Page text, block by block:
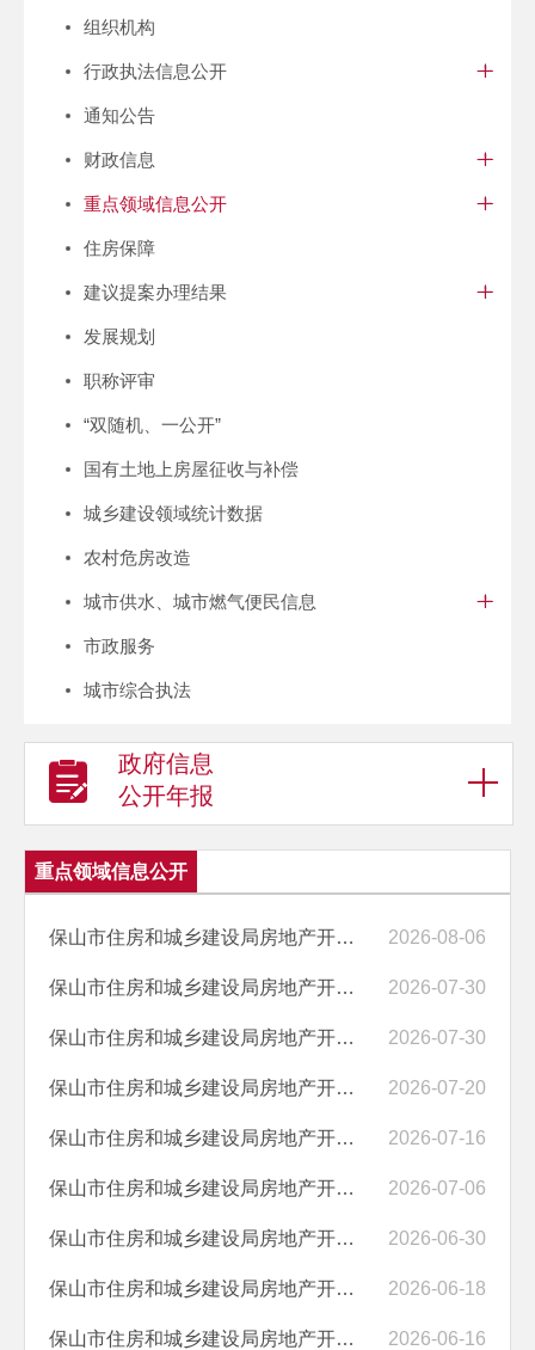
组织机构
行政执法信息公开
通知公告
财政信息
重点领域信息公开
住房保障
建议提案办理结果
发展规划
职称评审
“双随机、一公开”
国有土地上房屋征收与补偿
城乡建设领域统计数据
农村危房改造
城市供水、城市燃气便民信息
市政服务
城市综合执法
政府信息
公开年报
重点领域信息公开
保山市住房和城乡建设局房地产开发企业资质审批公示（保山盛达投资有限... 2026-08-06
保山市住房和城乡建设局房地产开发企业资质行政许可审批决定的通告（腾... 2026-07-30
保山市住房和城乡建设局房地产开发企业资质审批公示（保山拓潞房地产开... 2026-07-30
保山市住房和城乡建设局房地产开发企业资质审批公示（腾冲实力房地产开... 2026-07-20
保山市住房和城乡建设局房地产开发企业资质行政许可审批决定的通告（保... 2026-07-16
保山市住房和城乡建设局房地产开发企业资质审批公示（保山市华庭房地产... 2026-07-06
保山市住房和城乡建设局房地产开发企业资质行政许可审批决定的通告（云... 2026-06-30
保山市住房和城乡建设局房地产开发企业资质审批公示（云南远腾集团保山... 2026-06-18
保山市住房和城乡建设局房地产开发企业资质行政许可审批决定的通告（保... 2026-06-16